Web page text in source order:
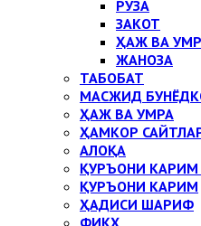
РЎЗА
ЗАКОТ
ҲАЖ ВА
ЖАНОЗА
ТАБОБАТ
МАСЖИД
ҲАЖ ВА УМРА
ҲАМКОР
АЛОҚА
ҚУРЪОНИ КАРИМ
ҚУРЪОНИ КАРИМ
ҲАДИСИ ШАРИФ
ФИҚҲ